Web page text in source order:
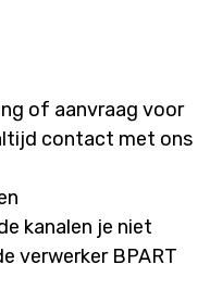
of aanvraag voor
contact met ons
kanalen je niet
verwerker BPART